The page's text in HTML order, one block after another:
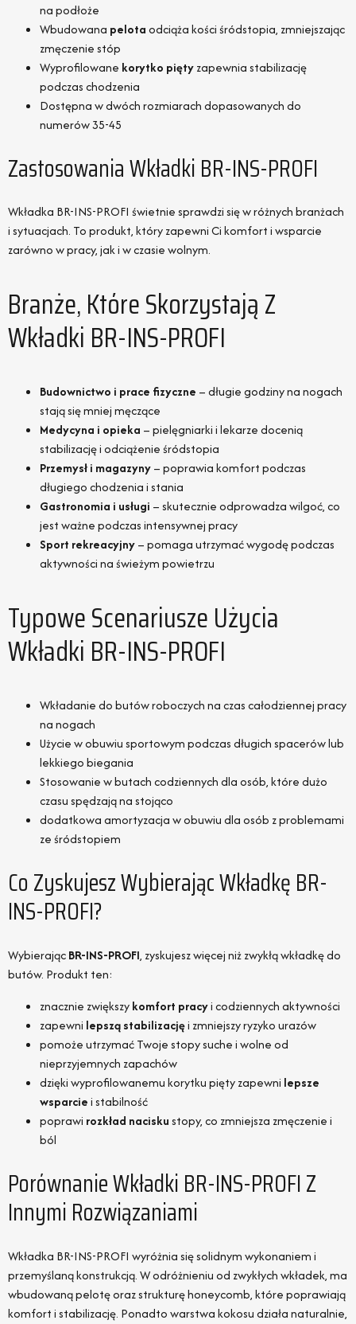
na podłoże
Wbudowana pelotaodciąża kości śródstopia, zmniejszając
zmęczenie stóp
Wyprofilowane korytko piętyzapewnia stabilizację
podczas chodzenia
Dostępna w dwóch rozmiarach dopasowanych do
numerów 35-45
Zastosowania Wkładki BR-INS-PROFI
Wkładka BR-INS-PROFI świetnie sprawdzi się w różnych branżach
i sytuacjach. To produkt, który zapewni Ci komfort i wsparcie
zarówno w pracy, jak i w czasie wolnym.
Branże, Które Skorzystają Z
Wkładki BR-INS-PROFI
Budownictwo i prace fizyczne – długie godziny na nogach
stają się mniej męczące
Medycyna i opieka – pielęgniarki i lekarze docenią
stabilizację i odciążenie śródstopia
Przemysł i magazyny– poprawia komfort podczas
długiego chodzenia i stania
Gastronomia i usługi – skutecznie odprowadza wilgoć, co
jest ważne podczas intensywnej pracy
Sport rekreacyjny– pomaga utrzymać wygodę podczas
aktywności na świeżym powietrzu
Typowe Scenariusze Użycia
Wkładki BR-INS-PROFI
Wkładanie do butów roboczych na czas całodziennej pracy
na nogach
Użycie w obuwiu sportowym podczas długich spacerów lub
lekkiego biegania
Stosowanie w butach codziennych dla osób, które dużo
czasu spędzają na stojąco
dodatkowa amortyzacja w obuwiu dla osób z problemami
ze śródstopiem
Co Zyskujesz Wybierając Wkładkę BR-
INS-PROFI?
WybierającBR-INS-PROFI, zyskujesz więcej niż zwykłą wkładkę do
butów. Produkt ten:
znacznie zwiększykomfort pracyi codziennych aktywności
zapewni lepszą stabilizacjęi zmniejszy ryzyko urazów
pomoże utrzymać Twoje stopy suche i wolne od
nieprzyjemnych zapachów
dzięki wyprofilowanemu korytku pięty zapewni lepsze
wsparciei stabilność
poprawi rozkład naciskustopy, co zmniejsza zmęczenie i
ból
Porównanie Wkładki BR-INS-PROFI Z
Innymi Rozwiązaniami
Wkładka BR-INS-PROFI wyróżnia się solidnym wykonaniem i
przemyślaną konstrukcją. W odróżnieniu od zwykłych wkładek, ma
wbudowaną pelotę oraz strukturę honeycomb, które poprawiają
komfort i stabilizację. Ponadto warstwa kokosu działa naturalnie,